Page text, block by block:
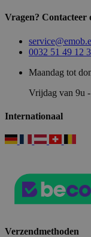
Vragen? Contacteer
0032 51 49 12
Maandag tot
Vrijdag van 9u
Internationaal
Verzendmethoden